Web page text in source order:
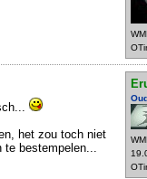
het zou toch niet
bestempelen...